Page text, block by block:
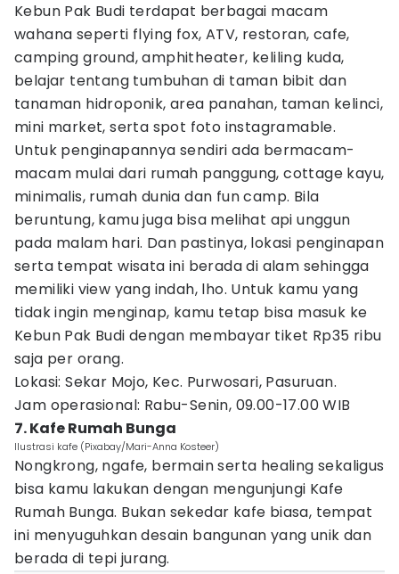
Kebun Pak Budi terdapat berbagai macam
wahana seperti flying fox, ATV, restoran, cafe,
camping ground, amphitheater, keliling kuda,
belajar tentang tumbuhan di taman bibit dan
tanaman hidroponik, area panahan, taman kelinci,
mini market, serta spot foto instagramable.
Untuk penginapannya sendiri ada bermacam-
macam mulai dari rumah panggung, cottage kayu,
minimalis, rumah dunia dan fun camp. Bila
beruntung, kamu juga bisa melihat api unggun
pada malam hari. Dan pastinya, lokasi penginapan
serta tempat wisata ini berada di alam sehingga
memiliki view yang indah, lho. Untuk kamu yang
tidak ingin menginap, kamu tetap bisa masuk ke
Kebun Pak Budi dengan membayar tiket Rp35 ribu
saja per orang.
Lokasi: Sekar Mojo, Kec. Purwosari, Pasuruan.
Jam operasional: Rabu-Senin, 09.00-17.00 WIB
7. Kafe Rumah Bunga
Ilustrasi kafe (Pixabay/Mari-Anna Kosteer)
Nongkrong, ngafe, bermain serta healing sekaligus
bisa kamu lakukan dengan mengunjungi Kafe
Rumah Bunga. Bukan sekedar kafe biasa, tempat
ini menyuguhkan desain bangunan yang unik dan
berada di tepi jurang.